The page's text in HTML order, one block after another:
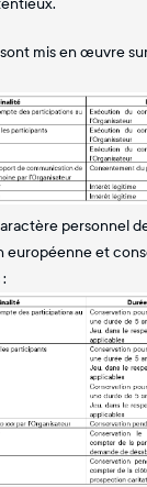
mis en œuvre
personnel
européenne et